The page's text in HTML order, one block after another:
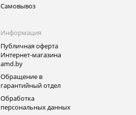
Самовывоз
Информация
Публичная оферта
Интернет-магазина
amd.by
Обращение в
гарантийный отдел
Обработка
персональных данных